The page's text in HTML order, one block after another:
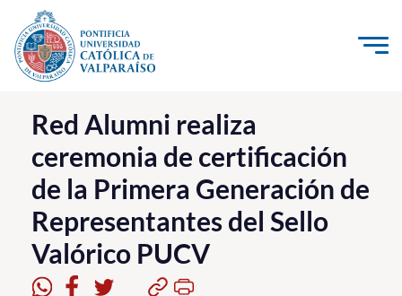
Click acá para ir directamente al contenido
La Universidad
Investigación, Creación e Innovación
PUCV Internacional
Vinculación con el Medio
Admisión
Red Alumni realiza
ceremonia de certificación
de la Primera Generación de
Representantes del Sello
Valórico PUCV